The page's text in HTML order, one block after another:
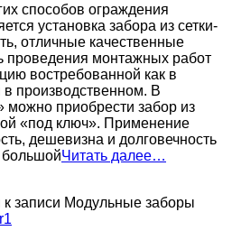
способов ограждения
установка забора из сетки-
отличные качественные
проведения монтажных работ
востребованной как в
в производственном. В
приобрести забор из
«под ключ». Применение
дешевизна и долговечность
большойЧитать далее…
к записи Модульные заборы